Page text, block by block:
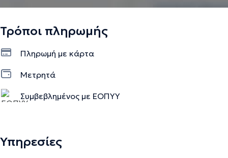
Τρόποι πληρωμής
Πληρωμή με κάρτα
Μετρητά
Συμβεβλημένος με ΕΟΠΥΥ
Υπηρεσίες